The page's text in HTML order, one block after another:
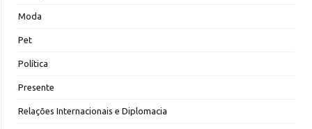
Moda
Pet
Política
Presente
Relações Internacionais e Diplomacia